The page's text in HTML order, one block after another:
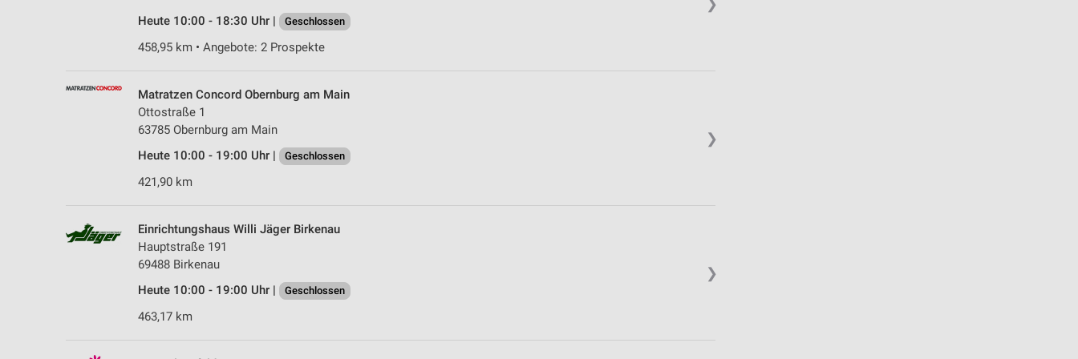
❯
Heute 10:00 - 18:30 Uhr |
Geschlossen
458,95 km • Angebote: 2 Prospekte
❯
Matratzen Concord Obernburg am Main
Ottostraße 1
63785 Obernburg am Main
Heute 10:00 - 19:00 Uhr |
Geschlossen
421,90 km
❯
Einrichtungshaus Willi Jäger Birkenau
Hauptstraße 191
69488 Birkenau
Heute 10:00 - 19:00 Uhr |
Geschlossen
463,17 km